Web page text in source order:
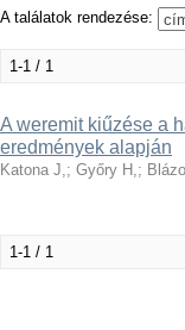
A találatok rendezése:
1-1 / 1
A weremit kiűzése a
eredmények alapján
Katona J,; Győry H,;
1-1 / 1